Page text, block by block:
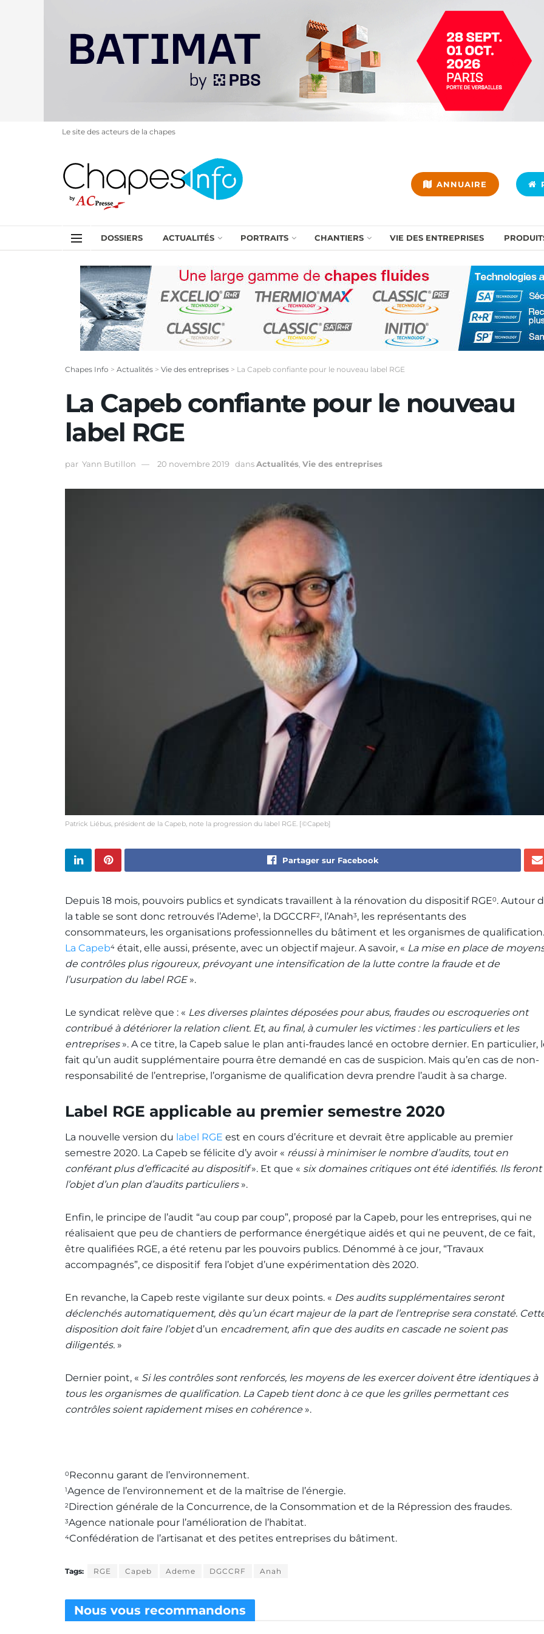
Le site des acteurs de la chapes
ANNUAIRE
DOSSIERS ACTUALITÉS PORTRAITS CHANTIERS VIE DES ENTREPRISES
Chapes Info > Actualités > Vie des entreprises > La Capeb confiante pour le nouveau label RGE
La Capeb confiante pour le nouveau
label RGE
par Yann Butillon 20 novembre 2019 dansActualités Vie des entreprises
Patrick Liébus, président de la Capeb, note la progression du label RGE. [©Capeb]
Partager sur Facebook
Depuis 18 mois, pouvoirs publics et syndicats travaillent à la rénovation du dispositif RGE0. Autour
la table se sont donc retrouvés l’Ademe1, la DGCCRF2, l’Anah3, les représentants des
consommateurs, les organisations professionnelles du bâtiment et les organismes de qualification.
La Capeb4 était, elle aussi, présente, avec un objectif majeur. A savoir, « La mise en place de
de contrôles plus rigoureux, prévoyant une intensification de la lutte contre la fraude et de
l’usurpation du label RGE».
Le syndicat relève que : « Les diverses plaintes déposées pour abus, fraudes ou escroqueries ont
contribué à détériorer la relation client. Et, au final, à cumuler les victimes : les particuliers et les
entreprises ». A ce titre, la Capeb salue le plan anti-fraudes lancé en octobre dernier. En particulier,
fait qu’un audit supplémentaire pourra être demandé en cas de suspicion. Mais qu’en cas de non-
responsabilité de l’entreprise, l’organisme de qualification devra prendre l’audit à sa charge.
Label RGE applicable au premier semestre 2020
La nouvelle version du label RGE est en cours d’écriture et devrait être applicable au premier
semestre 2020. La Capeb se félicite d’y avoir « réussi à minimiser le nombre d’audits, tout en
conférant plus d’efficacité au dispositif». Et que « six domaines critiques ont été identifiés. Ils feront
l’objet d’un plan d’audits particuliers ».
Enfin, le principe de l’audit “au coup par coup”, proposé par la Capeb, pour les entreprises, qui ne
réalisaient que peu de chantiers de performance énergétique aidés et qui ne peuvent, de ce fait,
être qualifiées RGE, a été retenu par les pouvoirs publics. Dénommé à ce jour, “Travaux
accompagnés”, ce dispositif fera l’objet d’une expérimentation dès 2020.
En revanche, la Capeb reste vigilante sur deux points. « Des audits supplémentaires seront
déclenchés automatiquement, dès qu’un écart majeur de la part de l’entreprise sera constaté.
disposition doit faire l’objetd’un encadrement, afin que des audits en cascade ne soient pas
diligentés. »
Dernier point, « Si les contrôles sont renforcés, les moyens de les exercer doivent être identiques à
tous les organismes de qualification. La Capeb tient donc à ce que les grilles permettant ces
contrôles soient rapidement mises en cohérence ».
0Reconnu garant de l’environnement.
1Agence de l’environnement et de la maîtrise de l’énergie.
2Direction générale de la Concurrence, de la Consommation et de la Répression des fraudes.
3Agence nationale pour l’amélioration de l’habitat.
4Confédération de l’artisanat et des petites entreprises du bâtiment.
Tags: RGE Capeb Ademe DGCCRF Anah
Nous vous recommandons